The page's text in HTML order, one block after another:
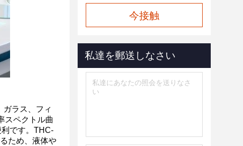
ラス、フィ
スペクトル曲
です。THC-
ため、液体や
今接触
私達を郵送しなさい